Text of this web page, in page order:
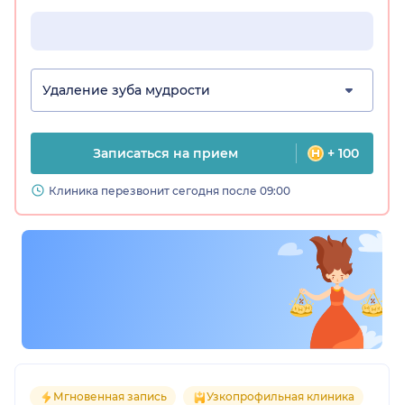
Удаление зуба мудрости
Записаться на прием + 100
Клиника перезвонит сегодня после 09:00
Мгновенная запись Узкопрофильная клиника